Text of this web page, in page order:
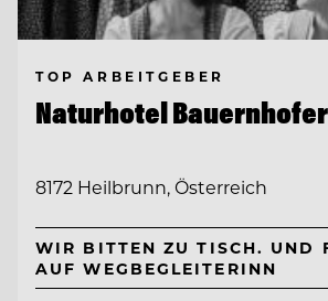
TOP ARBEITGEBER
Naturhotel Bauernhofer
8172 Heilbrunn, Österreich
WIR BITTEN ZU TISCH. UND
AUF WEGBEGLEITERINN